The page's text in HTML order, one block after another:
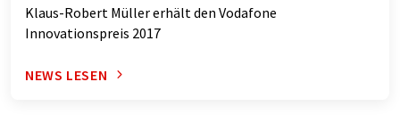
Klaus-Robert Müller erhält den Vodafone
Innovationspreis 2017
NEWS LESEN